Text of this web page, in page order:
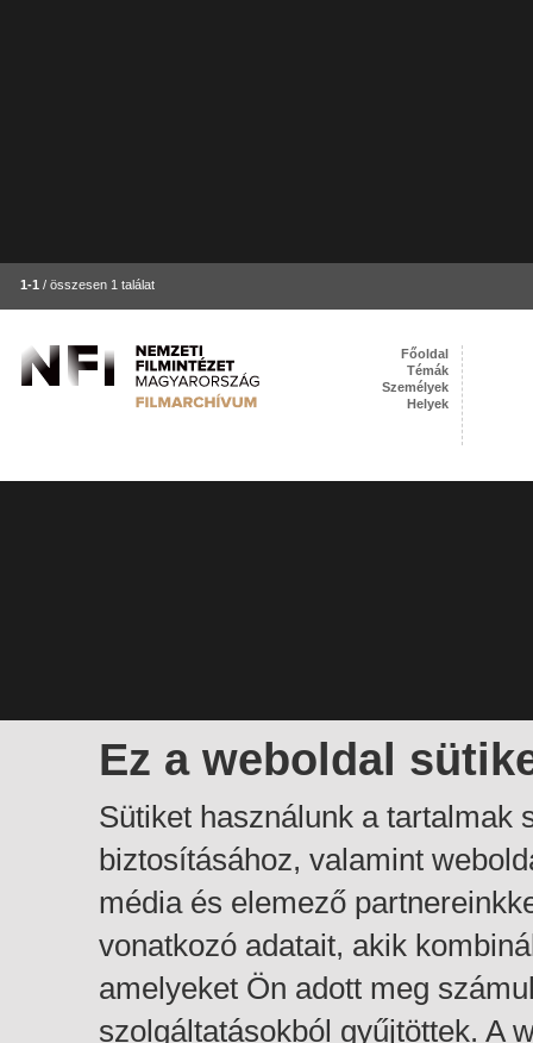
1-1 / összesen 1 találat
Ez a weboldal
Sütiket használunk a tartalmak
biztosításához, valamint
média és elemező
vonatkozó adatait, akik
amelyeket Ön adott meg
szolgáltatásokból gyűjtöttek. A
Főoldal
Témák
Személyek
Helyek